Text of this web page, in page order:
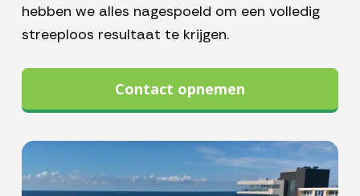
hebben we alles nagespoeld om een volledig
streeploos resultaat te krijgen.
Contact opnemen